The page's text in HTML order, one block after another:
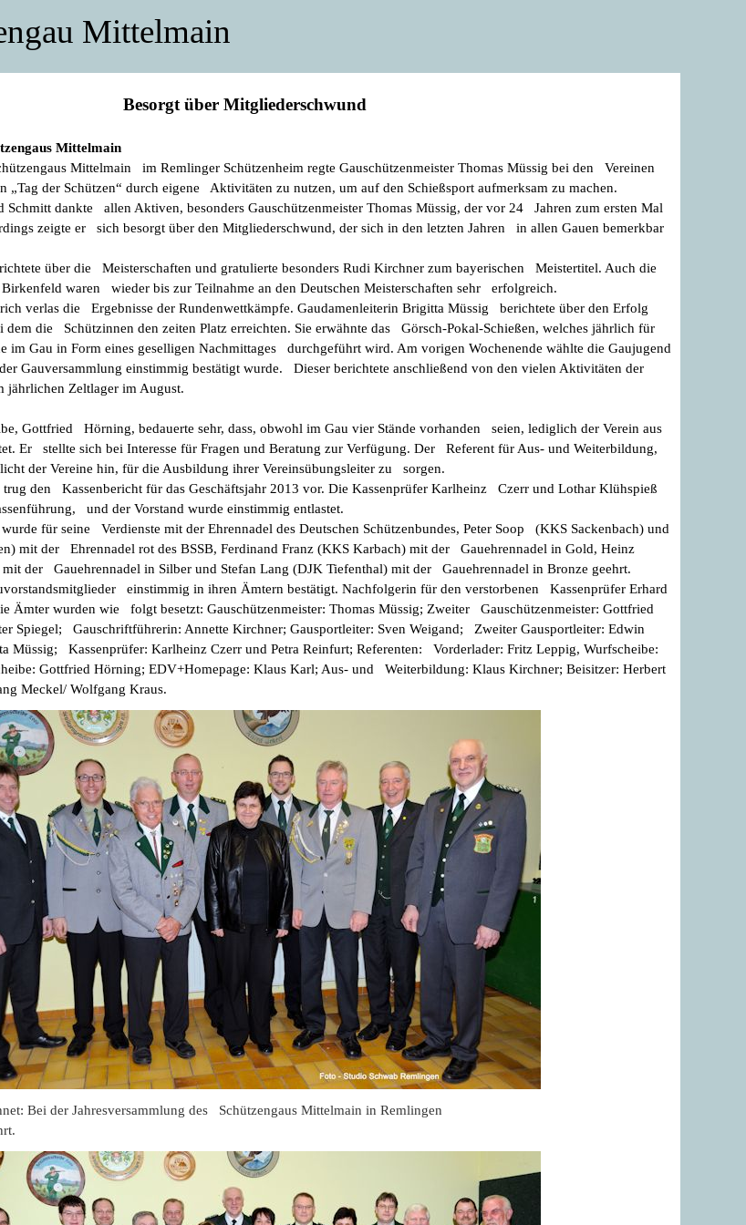
Mittelmain
Besorgt über Mitgliederschwund
Mittelmain
Mittelmain im Remlinger Schützenheim regte Gauschützenmeister Thomas Müssig bei den Vereinen
„Tag der Schützen“ durch eigene Aktivitäten zu nutzen, um auf den Schießsport aufmerksam zu machen.
Schmitt dankte allen Aktiven, besonders Gauschützenmeister Thomas Müssig, der vor 24 Jahren zum ersten Mal
zeigte er sich besorgt über den Mitgliederschwund, der sich in den letzten Jahren in allen Gauen bemerkbar
über die Meisterschaften und gratulierte besonders Rudi Kirchner zum bayerischen Meistertitel. Auch die
Birkenfeld waren wieder bis zur Teilnahme an den Deutschen Meisterschaften sehr erfolgreich.
verlas die Ergebnisse der Rundenwettkämpfe. Gaudamenleiterin Brigitta Müssig berichtete über den Erfolg
dem die Schützinnen den zeiten Platz erreichten. Sie erwähnte das Görsch-Pokal-Schießen, welches jährlich für
im Gau in Form eines geselligen Nachmittages durchgeführt wird. Am vorigen Wochenende wählte die Gaujugend
Gauversammlung einstimmig bestätigt wurde. Dieser berichtete anschließend von den vielen Aktivitäten der
Zeltlager im August.
Gottfried Hörning, bedauerte sehr, dass, obwohl im Gau vier Stände vorhanden seien, lediglich der Verein aus
Er stellte sich bei Interesse für Fragen und Beratung zur Verfügung. Der Referent für Aus- und Weiterbildung,
der Vereine hin, für die Ausbildung ihrer Vereinsübungsleiter zu sorgen.
trug den Kassenbericht für das Geschäftsjahr 2013 vor. Die Kassenprüfer Karlheinz Czerr und Lothar Klühspieß
und der Vorstand wurde einstimmig entlastet.
für seine Verdienste mit der Ehrennadel des Deutschen Schützenbundes, Peter Soop (KKS Sackenbach) und
mit der Ehrennadel rot des BSSB, Ferdinand Franz (KKS Karbach) mit der Gauehrennadel in Gold, Heinz
der Gauehrennadel in Silber und Stefan Lang (DJK Tiefenthal) mit der Gauehrennadel in Bronze geehrt.
einstimmig in ihren Ämtern bestätigt. Nachfolgerin für den verstorbenen Kassenprüfer Erhard
Ämter wurden wie folgt besetzt: Gauschützenmeister: Thomas Müssig; Zweiter Gauschützenmeister: Gottfried
Spiegel; Gauschriftführerin: Annette Kirchner; Gausportleiter: Sven Weigand; Zweiter Gausportleiter: Edwin
Müssig; Kassenprüfer: Karlheinz Czerr und Petra Reinfurt; Referenten: Vorderlader: Fritz Leppig, Wurfscheibe:
Gottfried Hörning; EDV+Homepage: Klaus Karl; Aus- und Weiterbildung: Klaus Kirchner; Beisitzer: Herbert
Meckel/ Wolfgang Kraus.
Bei der Jahresversammlung des Schützengaus Mittelmain in Remlingen